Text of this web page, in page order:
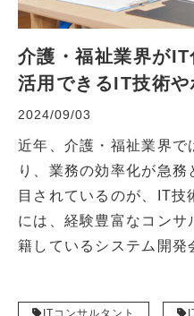
介護・福祉業界がIT
活用できるIT技術
2024/09/03
近年、介護・福祉業界で
り、業務の効率化が急
目されているのが、IT技
には、経験豊富なコンサ
籍しているシステム開発